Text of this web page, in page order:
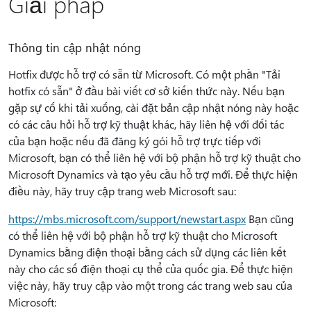
Thông tin cập nhật nóng
Hotfix được hỗ trợ có sẵn từ Microsoft. Có một phần "Tải
hotfix có sẵn" ở đầu bài viết cơ sở kiến thức này. Nếu bạn
gặp sự cố khi tải xuống, cài đặt bản cập nhật nóng này hoặc
có các câu hỏi hỗ trợ kỹ thuật khác, hãy liên hệ với đối tác
của bạn hoặc nếu đã đăng ký gói hỗ trợ trực tiếp với
Microsoft, bạn có thể liên hệ với bộ phận hỗ trợ kỹ thuật cho
Microsoft Dynamics và tạo yêu cầu hỗ trợ mới. Để thực hiện
điều này, hãy truy cập trang web Microsoft sau:
https://mbs.microsoft.com/support/newstart.aspx Bạn cũng
có thể liên hệ với bộ phận hỗ trợ kỹ thuật cho Microsoft
Dynamics bằng điện thoại bằng cách sử dụng các liên kết
này cho các số điện thoại cụ thể của quốc gia. Để thực hiện
việc này, hãy truy cập vào một trong các trang web sau của
Microsoft: